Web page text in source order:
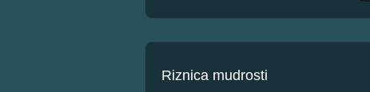
Riznica mudrosti